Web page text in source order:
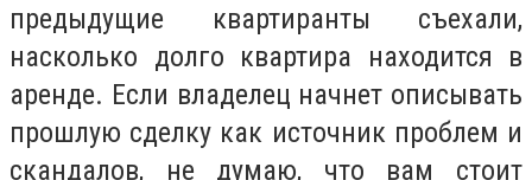
предыдущие квартиранты съехали,
насколько долго квартира находится в
аренде. Если владелец начнет описывать
прошлую сделку как источник проблем и
скандалов, не думаю, что вам стоит